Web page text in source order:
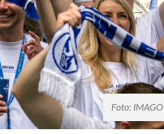
Foto: IMAGO